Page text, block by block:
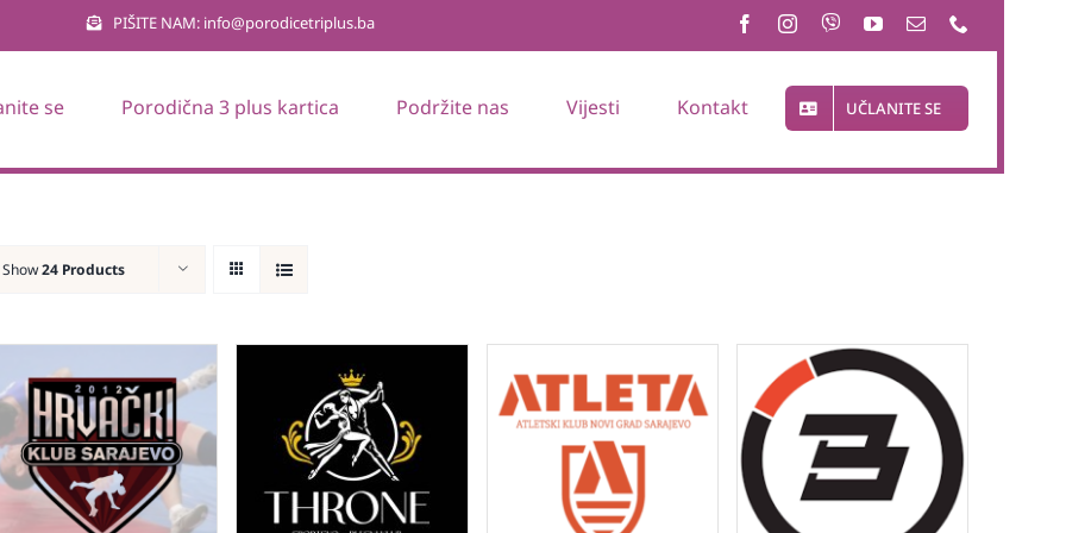
PIŠITE NAM: info@porodicetriplus.ba
se Porodična 3 plus kartica Podržite nas Vijesti Kontakt UČLANITE SE
Show24 Products